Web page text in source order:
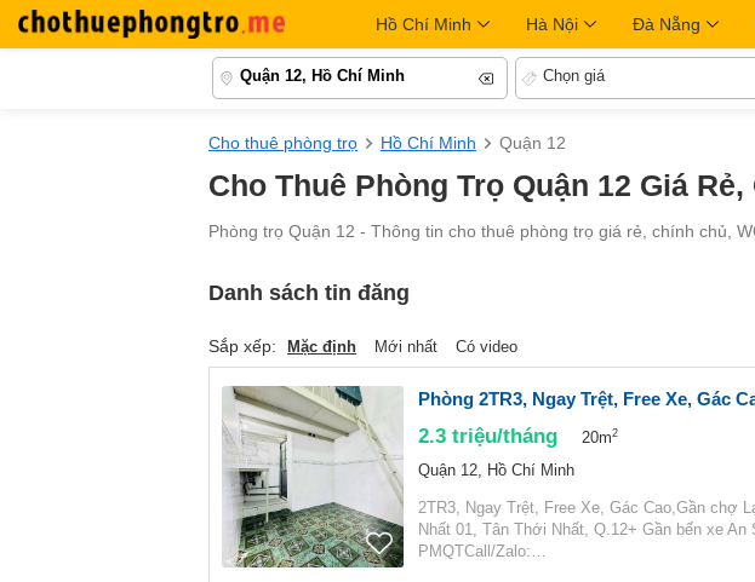
Hồ Chí Minh Hà Nội Đà Nẵng
Quận 12, Hồ Chí Minh Chọn giá
Cho thuê phòng trọ Hồ Chí Minh Quận 12
Cho Thuê Phòng Trọ Quận 12 Giá
Phòng trọ Quận 12 - Thông tin cho thuê phòng trọ giá rẻ, chính chủ,
Danh sách tin đăng
Sắp xếp: Mặc định Mới nhất Có video
Phòng 2TR3, Ngay Trệt, Free Xe, Gác
2.3 triệu/tháng 20m2
Quận 12, Hồ Chí Minh
2TR3, Ngay Trệt, Free Xe, Gác Cao,Gần chợ
Nhất 01, Tân Thới Nhất, Q.12+ Gần bến xe
PMQTCall/Zalo:…